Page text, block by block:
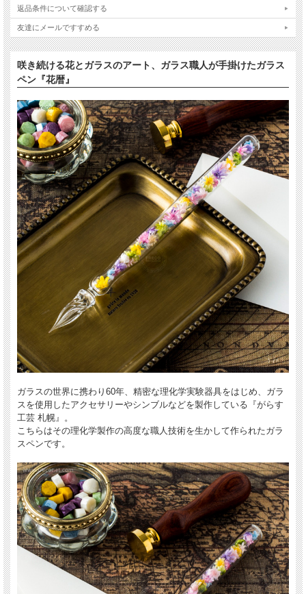
返品条件について確認する
友達にメールですすめる
咲き続ける花とガラスのアート、ガラス職人が手掛けたガラス
ペン『花暦』
ガラスの世界に携わり60年、精密な理化学実験器具をはじめ、ガラ
スを使用したアクセサリーやシンブルなどを製作している『がらす
工芸 札幌』。
こちらはその理化学製作の高度な職人技術を生かして作られたガラ
スペンです。